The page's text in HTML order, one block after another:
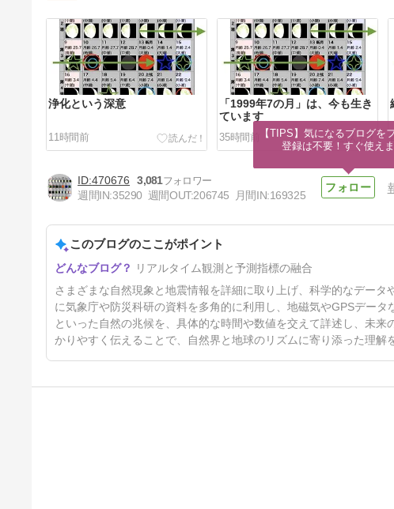
浄化という深意
11時間前
「1999年7の月」は、今も生き
ています
35時間前
すべては秋から始まる、晩秋
（10月中旬〜11月）に注意
4日前
470676
3,081
週間IN:35290 週間OUT:206745 月間IN:169325
このブログのここがポイント
リアルタイム観測と予測指標の融合
さまざまな自然現象と地震情報を詳細に取り上げ、科学的なデー
に気象庁や防災科研の資料を多角的に利用し、地磁気やGPSデー
といった自然の兆候を、具体的な時間や数値を交えて詳述し、未
かりやすく伝えることで、自然界と地球のリズムに寄り添った理解
【TIPS】気になるブログを
登録は不要！すぐ使えま